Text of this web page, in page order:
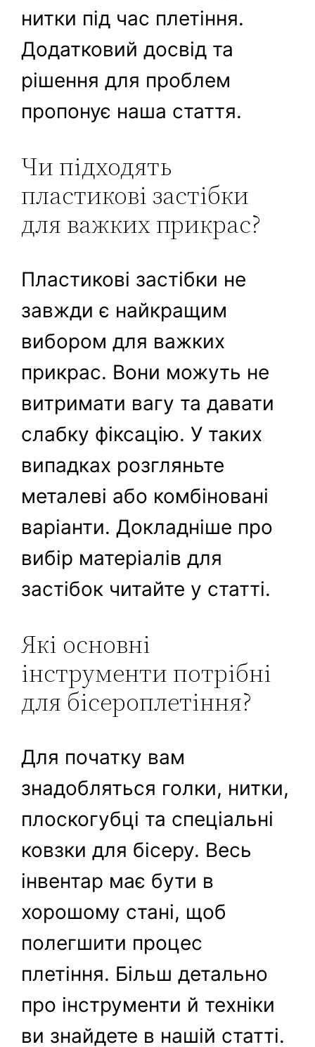
нитки під час плетіння.
Додатковий досвід та
рішення для проблем
пропонує наша стаття.
Чи підходять
пластикові застібки
для важких прикрас?
Пластикові застібки не
завжди є найкращим
вибором для важких
прикрас. Вони можуть не
витримати вагу та давати
слабку фіксацію. У таких
випадках розгляньте
металеві або комбіновані
варіанти. Докладніше про
вибір матеріалів для
застібок читайте у статті.
Які основні
інструменти потрібні
для бісероплетіння?
Для початку вам
знадобляться голки, нитки,
плоскогубці та спеціальні
ковзки для бісеру. Весь
інвентар має бути в
хорошому стані, щоб
полегшити процес
плетіння. Більш детально
про інструменти й техніки
ви знайдете в нашій статті.